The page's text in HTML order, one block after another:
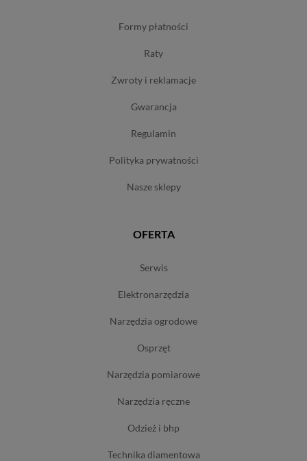
formy płatności
raty
zwroty i reklamacje
gwarancja
regulamin
polityka prywatności
nasze sklepy
OFERTA
serwis
elektronarzędzia
narzędzia ogrodowe
osprzęt
narzędzia pomiarowe
narzędzia ręczne
odzież i bhp
technika diamentowa